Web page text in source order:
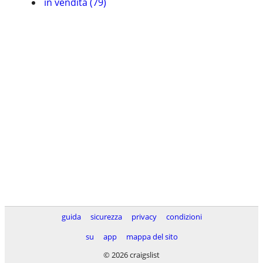
guida sicurezza privacy
condizioni
su
app
mappa del sito
© 2026 craigslist